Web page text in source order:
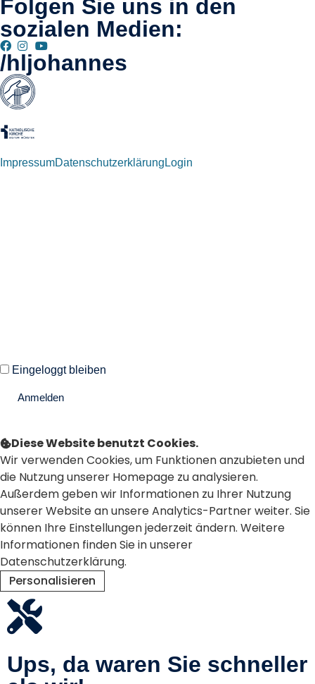
Folgen Sie uns in den
sozialen Medien:
/hljohannes
ImpressumDatenschutzerklärung Login
Eingeloggt bleiben
Anmelden
Diese Website benutzt Cookies.
Wir verwenden Cookies, um Funktionen anzubieten und
die Nutzung unserer Homepage zu analysieren.
Außerdem geben wir Informationen zu Ihrer Nutzung
unserer Website an unsere Analytics-Partner weiter. Sie
können Ihre Einstellungen jederzeit ändern. Weitere
Informationen finden Sie in unserer
Datenschutzerklärung.
Personalisieren
Ups, da waren Sie schneller